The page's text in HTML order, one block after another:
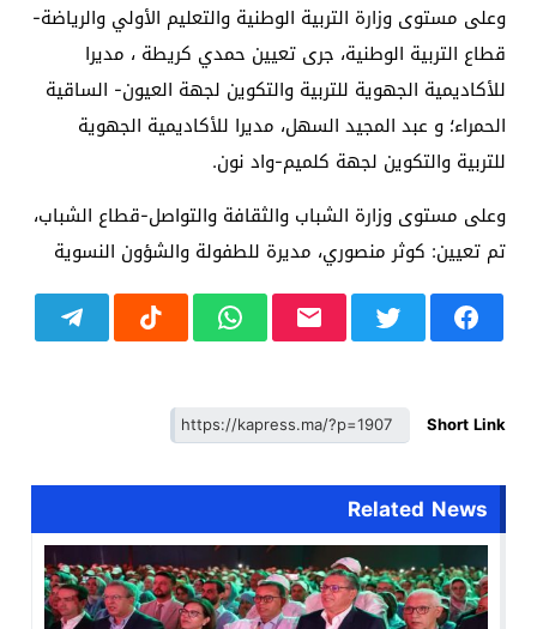
وعلى مستوى وزارة التربية الوطنية والتعليم الأولي والرياضة-
قطاع التربية الوطنية، جرى تعيين حمدي كريطة ، مديرا
للأكاديمية الجهوية للتربية والتكوين لجهة العيون- الساقية
الحمراء؛ و عبد المجيد السهل، مديرا للأكاديمية الجهوية
للتربية والتكوين لجهة كلميم-واد نون.
وعلى مستوى وزارة الشباب والثقافة والتواصل-قطاع الشباب،
تم تعيين: كوثر منصوري، مديرة للطفولة والشؤون النسوية
Short Link
Related News